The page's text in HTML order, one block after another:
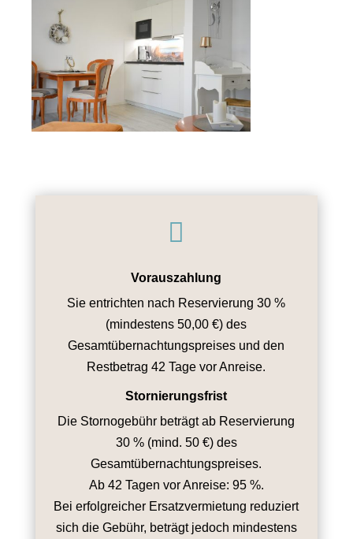

Vorauszahlung
Sie entrichten nach Reservierung 30 %
(mindestens 50,00 €) des
Gesamtübernachtungspreises und den
Restbetrag 42 Tage vor Anreise.
Stornierungsfrist
Die Stornogebühr beträgt ab Reservierung
30 % (mind. 50 €) des
Gesamtübernachtungspreises.
Ab 42 Tagen vor Anreise: 95 %.
Bei erfolgreicher Ersatzvermietung reduziert
sich die Gebühr, beträgt jedoch mindestens